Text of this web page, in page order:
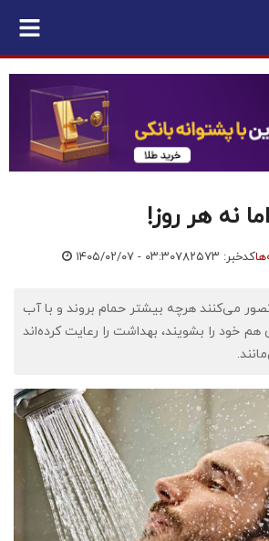
نه هر روز!
کدخبر: ۷۸۲۵۷۳ ۱۴۰۵/۰۲/۰۷ - ۰۳:۳۰
می‌کنند هرچه بیشتر حمام بروند و با آب
خود را بشویند، بهداشت را رعایت کرده‌اند